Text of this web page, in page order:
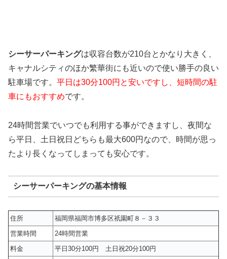
シーサーパーキングは収容台数が210台とかなり大きく、
キャナルシティのほか繁華街にも近いので使い勝手の良い
駐車場です。 平日は30分100円と安いですし、短時間の駐
車にもおすすめです。
24時間営業でいつでも利用する事ができますし、夜間な
ら平日、土日祝日どちらも最大600円なので、時間が思っ
たより長くなってしまっても安心です。
シーサーパーキングの基本情報
住所
福岡県福岡市博多区祇園町８－３３
営業時間
24時間営業
料金
平日30分100円 土日祝20分100円